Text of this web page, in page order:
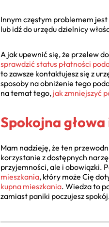
Innym częstym problemem
lub idź do urzędu dzielnicy
A jak upewnić się, że przelew
sprawdzić status płatności
to zawsze kontaktujesz się z
sposoby na obniżenie tego
na temat tego, jak zmniejszyć
Spokojna
Mam nadzieję, że ten
korzystanie z dostępnych
przyjemności, ale i obowiązki.
mieszkania, który może Cię
kupna mieszkania. Wiedza to
zamiast paniki poczujesz